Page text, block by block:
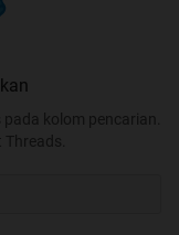
kolom pencarian.